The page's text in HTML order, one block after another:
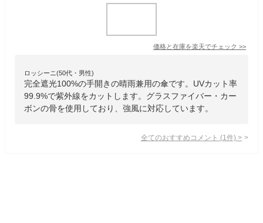
価格と在庫を楽天でチェック >>
ロッシーニ(50代・男性)
完全遮光100%の手開きの晴雨兼用の傘です。UVカット率
99.9%で紫外線をカットします。グラスファイバー・カー
ボンの骨を使用しており、強風に対応しています。
全てのおすすめコメント (1 件) >